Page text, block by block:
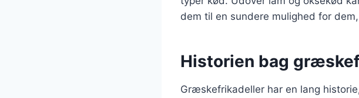
dem til en sundere mulighed for
Historien bag
Græskefrikadeller har en lang